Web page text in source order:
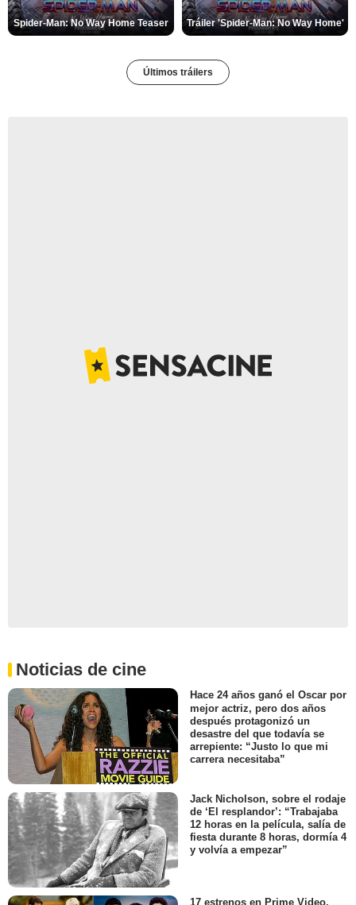
Spider-Man: No Way Home Teaser Tráiler 'Spider-Man: No Way Home'
Últimos tráilers
Noticias de cine
Hace 24 años ganó el Oscar por
mejor actriz, pero dos años
después protagonizó un
desastre del que todavía se
arrepiente: “Justo lo que mi
carrera necesitaba”
Jack Nicholson, sobre el rodaje
de ‘El resplandor’: “Trabajaba
12 horas en la película, salía de
fiesta durante 8 horas, dormía 4
y volvía a empezar”
17 estrenos en Prime Video,